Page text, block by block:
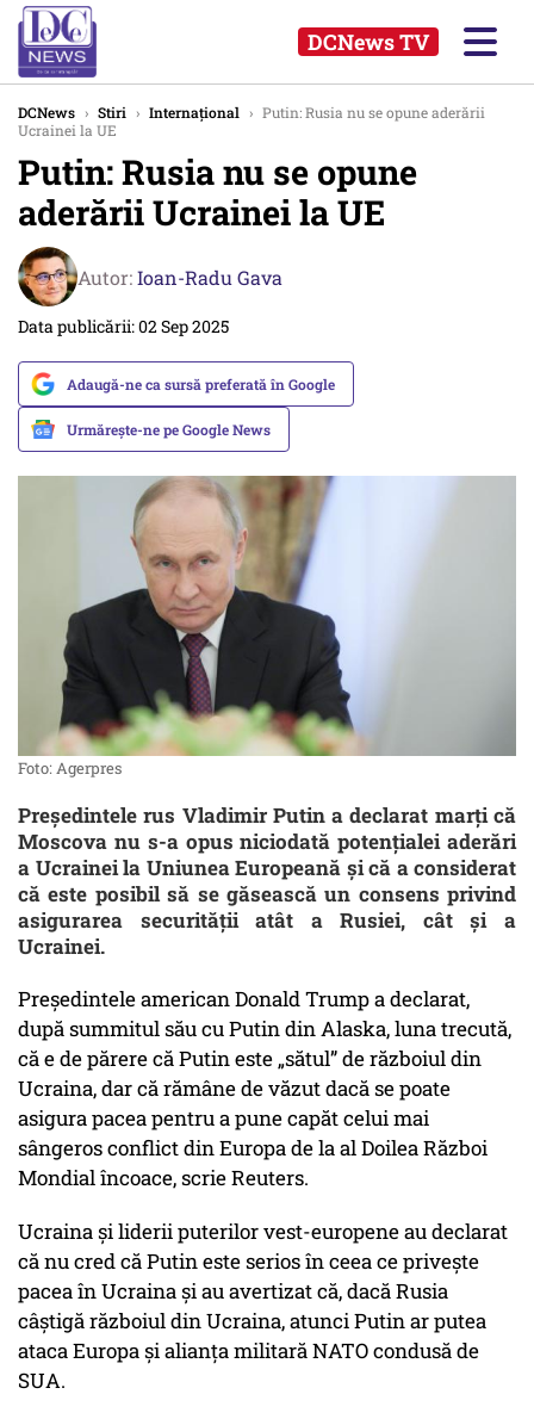
DCNews TV
DCNews › Stiri › Internațional › Putin: Rusia nu se opune aderării
Ucrainei la UE
Putin: Rusia nu se opune
aderării Ucrainei la UE
Autor:Ioan-Radu Gava
Data publicării: 02 Sep 2025
Adaugă-ne ca sursă preferată în Google
Urmărește-ne pe Google News
Foto: Agerpres
Președintele rus Vladimir Putin a declarat marți că
Moscova nu s-a opus niciodată potențialei aderări
a Ucrainei la Uniunea Europeană și că a considerat
că este posibil să se găsească un consens privind
asigurarea securității atât a Rusiei, cât și a
Ucrainei.
Președintele american Donald Trump a declarat,
după summitul său cu Putin din Alaska, luna trecută,
că e de părere că Putin este „sătul” de războiul din
Ucraina, dar că rămâne de văzut dacă se poate
asigura pacea pentru a pune capăt celui mai
sângeros conflict din Europa de la al Doilea Război
Mondial încoace, scrie Reuters.
Ucraina și liderii puterilor vest-europene au declarat
că nu cred că Putin este serios în ceea ce privește
pacea în Ucraina și au avertizat că, dacă Rusia
câștigă războiul din Ucraina, atunci Putin ar putea
ataca Europa și alianța militară NATO condusă de
SUA.